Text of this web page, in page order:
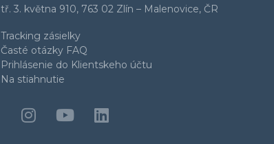
tř. 3. května 910, 763 02 Zlín – Malenovice, ČR
Tracking zásielky
Časté otázky FAQ
Prihlásenie do Klientskeho účtu
Na stiahnutie